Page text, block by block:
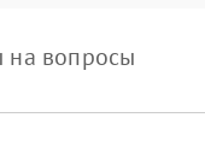
на вопросы